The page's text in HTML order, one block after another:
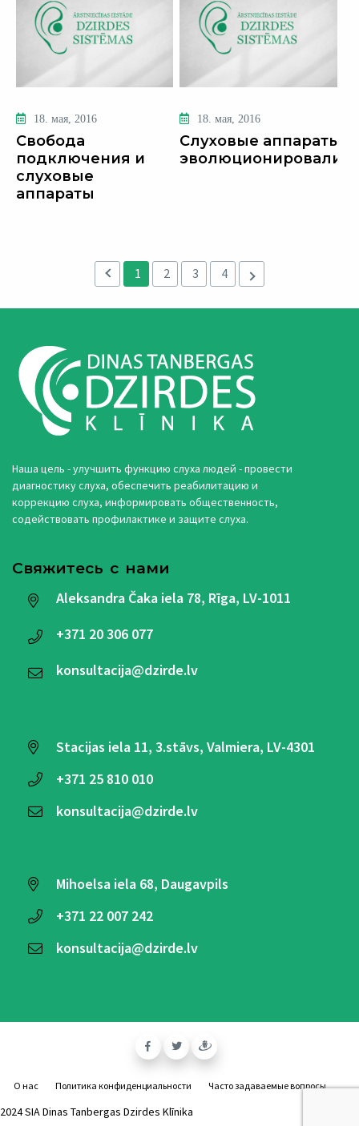
18. мая, 2016
Свобода
подключения и
слуховые
аппараты
18. мая, 2016
Слуховые аппараты
эволюционировали
1 2 3 4
Наша цель - улучшить функцию слуха людей - провести
диагностику слуха, обеспечить реабилитацию и
коррекцию слуха, информировать общественность,
содействовать профилактике и защите слуха.
Свяжитесь с нами
Aleksandra Čaka iela 78, Rīga, LV-1011
+371 20 306 077
konsultacija@dzirde.lv
Stacijas iela 11, 3.stāvs, Valmiera, LV-4301
+371 25 810 010
konsultacija@dzirde.lv
Mihoelsa iela 68, Daugavpils
+371 22 007 242
konsultacija@dzirde.lv
О нас Политика конфиденциальности Часто задаваемые вопросы
2024 SIA Dinas Tanbergas Dzirdes Klīnika